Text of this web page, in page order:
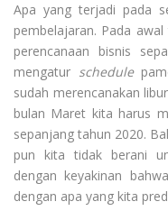
Apa yang terjadi pada
pembelajaran. Pada
perencanaan bisnis
mengatur schedule
sudah merencanakan
bulan Maret kita harus
sepanjang tahun 2020.
pun kita tidak berani
dengan keyakinan
dengan apa yang kita